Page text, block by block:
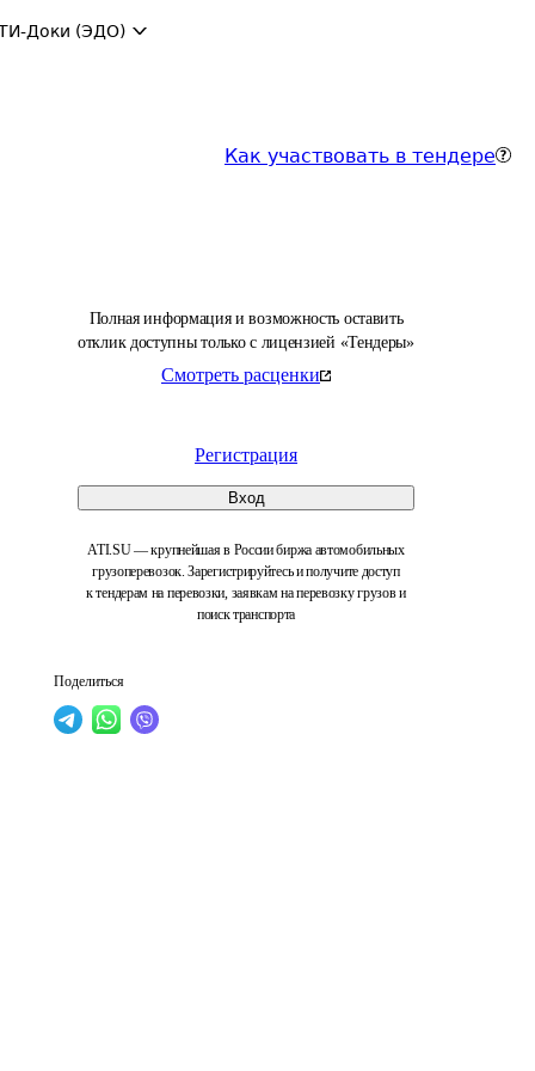
Доки (ЭДО)
Как участвовать в тендере
Полная информация и возможность оставить
отклик доступны только с лицензией «Тендеры»
Смотреть расценки
Регистрация
Вход
ATI.SU — крупнейшая в России биржа автомобильных
грузоперевозок. Зарегистрируйтесь и получите доступ
к тендерам на перевозки, заявкам на перевозку грузов и
поиск транспорта
Поделиться